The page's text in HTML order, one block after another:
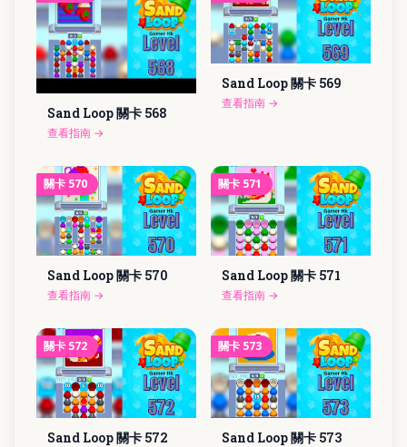
Sand Loop 關卡 568
查看指南 →
Sand Loop 關卡 569
查看指南 →
關卡 570
Sand Loop 關卡 570
查看指南 →
關卡 571
Sand Loop 關卡 571
查看指南 →
關卡 572
Sand Loop 關卡 572
關卡 573
Sand Loop 關卡 573